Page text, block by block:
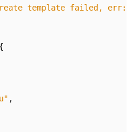
template failed, err:"
{
,